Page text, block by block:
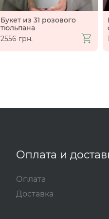
Букет из 31 розового
тюльпана
2556 грн.
Оплата и
Оплата
Доставка